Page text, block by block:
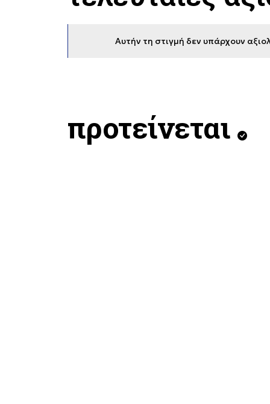
Αυτήν τη στιγμή δεν υπάρχουν
προτείνεται